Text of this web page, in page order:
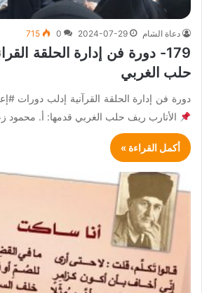
دعاة الشام 2024-07-29
0
715
179- دورة فن إدارة الحلقة
حلب الغربي
دورة فن إدارة الحلقة القرآنية إدلب دورات
الأتارب ريف حلب الغربي قدمها: أ. محمود
أكمل القراءة »